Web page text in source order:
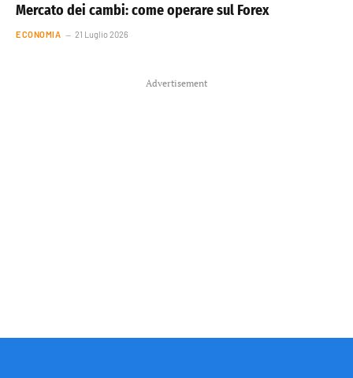
Mercato dei cambi: come operare sul Forex
ECONOMIA 21 Luglio 2026
Advertisement